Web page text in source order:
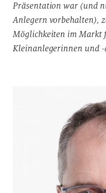
Präsentation war (und
Anlegern vorbehalten),
Möglichkeiten im Markt
Kleinanlegerinnen und -